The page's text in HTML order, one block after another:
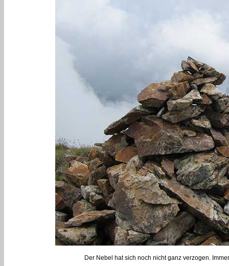
Der Nebel hat sich noch nicht ganz verzogen.